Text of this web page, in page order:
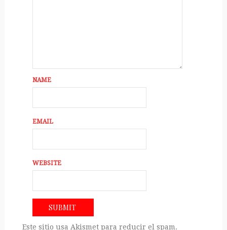
NAME
EMAIL
WEBSITE
Este sitio usa Akismet para reducir el spam.